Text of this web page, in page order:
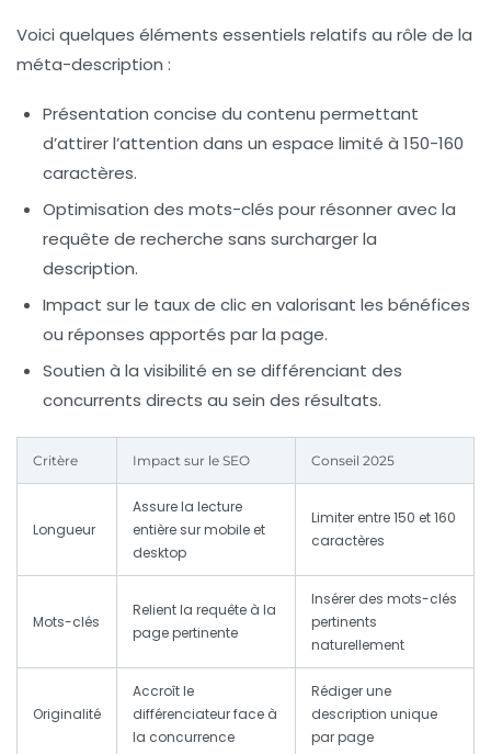
Voici quelques éléments essentiels relatifs au rôle de la
méta-description :
Présentation concise du contenu permettant
d’attirer l’attention dans un espace limité à 150-160
caractères.
Optimisation des mots-clés pour résonner avec la
requête de recherche sans surcharger la
description.
Impact sur le taux de clicen valorisant les bénéfices
ou réponses apportés par la page.
Soutien à la visibilité en se différenciant des
concurrents directs au sein des résultats.
Critère Impact sur le SEO Conseil 2025
Longueur
Assure la lecture
entière sur mobile et
desktop
Limiter entre 150 et 160
caractères
Mots-clés
Relient la requête à la
page pertinente
Insérer des mots-clés
pertinents
naturellement
Originalité
Accroît le
différenciateur face à
la concurrence
Rédiger une
description unique
par page